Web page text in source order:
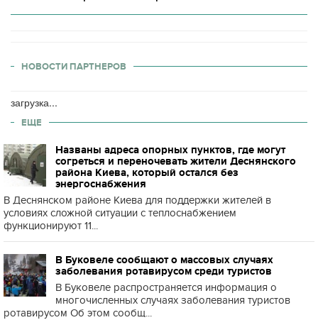
НОВОСТИ ПАРТНЕРОВ
загрузка...
ЕЩЕ
Названы адреса опорных пунктов, где могут
согреться и переночевать жители Деснянского
района Киева, который остался без
энергоснабжения
В Деснянском районе Киева для поддержки жителей в
условиях сложной ситуации с теплоснабжением
функционируют 11...
В Буковеле сообщают о массовых случаях
заболевания ротавирусом среди туристов
В Буковеле распространяется информация о
многочисленных случаях заболевания туристов
ротавирусом Об этом сообщ...